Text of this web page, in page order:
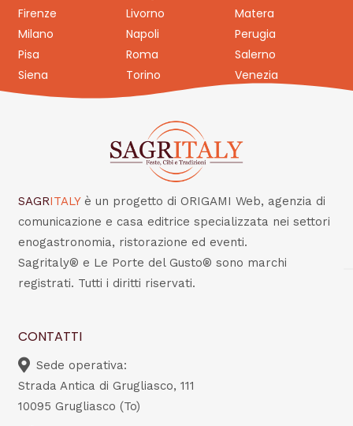
Firenze
Livorno
Matera
Milano
Napoli
Perugia
Pisa
Roma
Salerno
Siena
Torino Venezia
SAGRITALY è un progetto di ORIGAMI Web, agenzia di
comunicazione e casa editrice specializzata nei settori
enogastronomia, ristorazione ed eventi.
Sagritaly® e Le Porte del Gusto® sono marchi
registrati. Tutti i diritti riservati.
CONTATTI
Sede operativa:
Strada Antica di Grugliasco, 111
10095 Grugliasco (To)